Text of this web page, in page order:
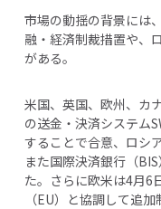
市場の動揺の背景には
融・経済制裁措置や、
がある。
米国、英国、欧州、カ
の送金・決済システム
することで合意、ロシ
また国際決済銀行（
た。さらに欧米は4月6
（EU）と協調して追